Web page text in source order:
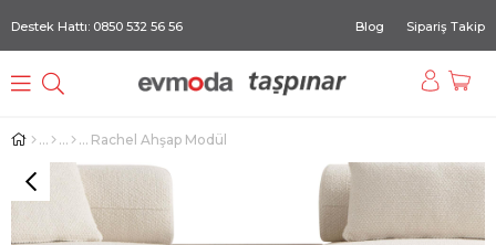
Destek Hattı: 0850 532 56 56 Blog Sipariş Takip
Rachel Ahşap Modül